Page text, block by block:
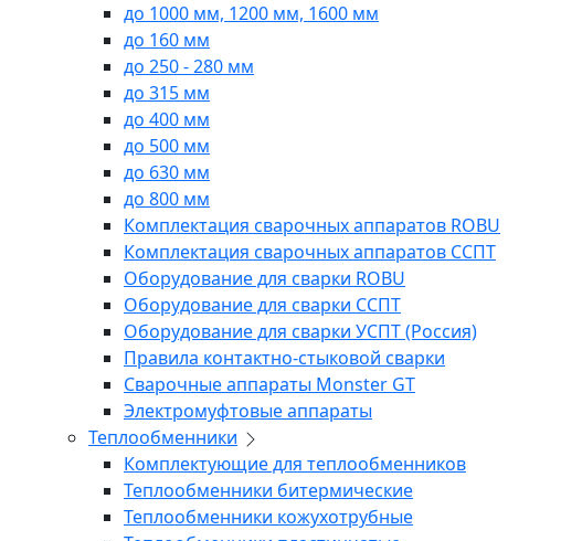
до 1000 мм, 1200 мм, 1600 мм
до 160 мм
до 250 - 280 мм
до 315 мм
до 400 мм
до 500 мм
до 630 мм
до 800 мм
Комплектация сварочных аппаратов ROBU
Комплектация сварочных аппаратов ССПТ
Оборудование для сварки ROBU
Оборудование для сварки ССПТ
Оборудование для сварки УСПТ (Россия)
Правила контактно-стыковой сварки
Сварочные аппараты Monster GT
Электромуфтовые аппараты
Теплообменники
Комплектующие для теплообменников
Теплообменники битермические
Теплообменники кожухотрубные